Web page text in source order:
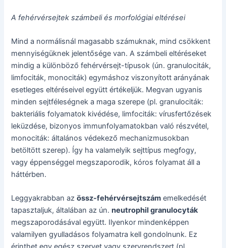
A fehérvérsejtek számbeli és morfológiai eltérései
Mind a normálisnál magasabb számuknak, mind csökkent
mennyiségüknek jelentősége van. A számbeli eltéréseket
mindig a különböző fehérvérsejt-típusok (ún. granulociták,
limfociták, monociták) egymáshoz viszonyított arányának
esetleges eltéréseivel együtt értékeljük. Megvan ugyanis
minden sejtféleségnek a maga szerepe (pl. granulociták:
bakteriális folyamatok kivédése, limfociták: vírusfertőzések
leküzdése, bizonyos immunfolyamatokban való részvétel,
monociták: általános védekező mechanizmusokban
betöltött szerep). Így ha valamelyik sejttípus megfogy,
vagy éppenséggel megszaporodik, kóros folyamat áll a
háttérben.
Leggyakrabban azössz-fehérvérsejtszám emelkedését
tapasztaljuk, általában az ún.neutrophil granulocyták
megszaporodásával együtt. Ilyenkor mindenképpen
valamilyen gyulladásos folyamatra kell gondolnunk. Ez